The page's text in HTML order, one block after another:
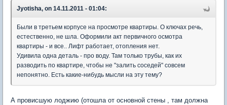
Jyotisha, on 14.11.2011 - 01:04:
Были в третьем корпусе на просмотре квартиры. О ключах речь,
естественно, не шла. Оформили акт первичного осмотра
квартиры - и все.. Лифт работает, отопления нет.
Удивила одна деталь - про воду. Там только трубы, как их
разводить по квартире, чтобы не "залить соседей" совсем
непонятно. Есть какие-нибудь мысли на эту тему?
А провисшую лоджию (отошла от основной стены , там должна